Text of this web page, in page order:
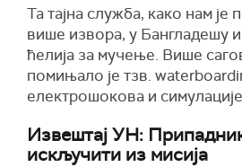
Та тајна служба, како нам је
више извора, у Бангладешу
ћелија за мучење. Више
помињало је тзв.
електрошокова и
Извештај УН:
искључити из мисија